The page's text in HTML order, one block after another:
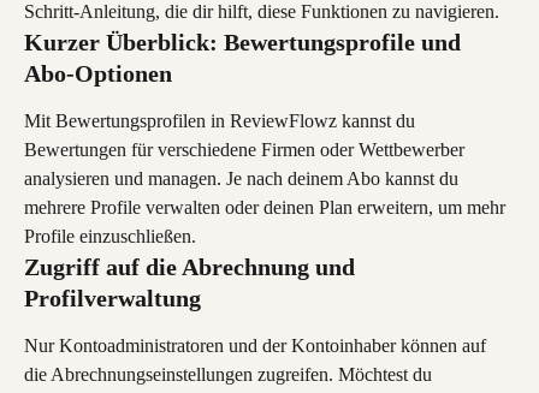
Schritt-Anleitung, die dir hilft, diese Funktionen zu navigieren.
Kurzer Überblick: Bewertungsprofile und
Abo-Optionen
Mit Bewertungsprofilen in ReviewFlowz kannst du
Bewertungen für verschiedene Firmen oder Wettbewerber
analysieren und managen. Je nach deinem Abo kannst du
mehrere Profile verwalten oder deinen Plan erweitern, um mehr
Profile einzuschließen.
Zugriff auf die Abrechnung und
Profilverwaltung
Nur Kontoadministratoren und der Kontoinhaber können auf
die Abrechnungseinstellungen zugreifen. Möchtest du